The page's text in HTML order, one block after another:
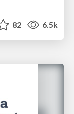
82 6.5k